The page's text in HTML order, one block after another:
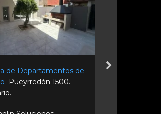
de Departamentos de
Pueyrredón 1500.